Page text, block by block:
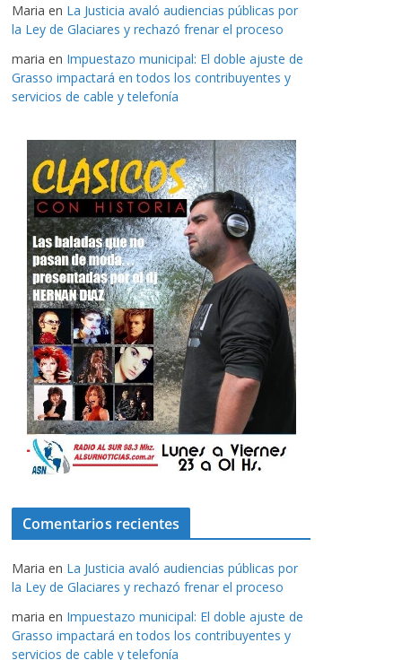
Maria en La Justicia avaló audiencias públicas por
la Ley de Glaciares y rechazó frenar el proceso
maria en Impuestazo municipal: El doble ajuste de
Grasso impactará en todos los contribuyentes y
servicios de cable y telefonía
Comentarios recientes
Maria en La Justicia avaló audiencias públicas por
la Ley de Glaciares y rechazó frenar el proceso
maria en Impuestazo municipal: El doble ajuste de
Grasso impactará en todos los contribuyentes y
servicios de cable y telefonía